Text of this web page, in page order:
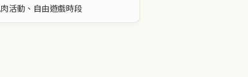
活動、自由遊戲時段